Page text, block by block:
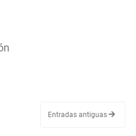
Entradas antiguas